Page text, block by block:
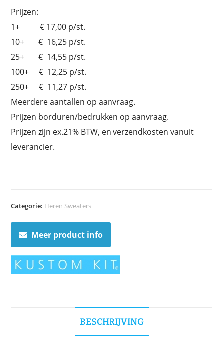
Prijzen:
1+ € 17,00 p/st.
10+ € 16,25 p/st.
25+ € 14,55 p/st.
100+ € 12,25 p/st.
250+ € 11,27 p/st.
Meerdere aantallen op aanvraag.
Prijzen borduren/bedrukken op aanvraag.
Prijzen zijn ex.21% BTW, en verzendkosten vanuit
leverancier.
Categorie: Heren Sweaters
Meer product info
BESCHRIJVING